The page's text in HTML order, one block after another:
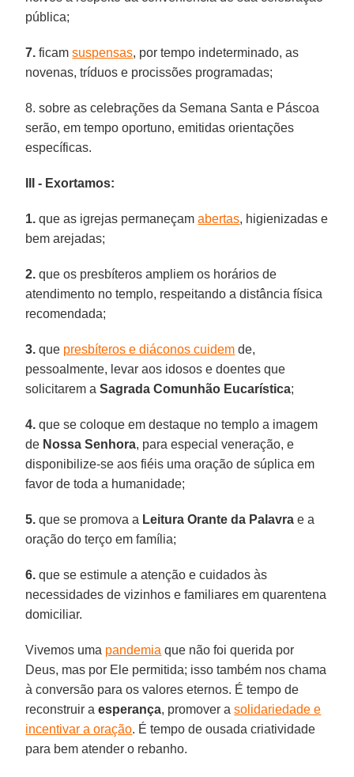
pública;
7. ficamsuspensas, por tempo indeterminado, as
novenas, tríduos e procissões programadas;
8. sobre as celebrações da Semana Santa e Páscoa
serão, em tempo oportuno, emitidas orientações
específicas.
III - Exortamos:
1. que as igrejas permaneçamabertas, higienizadas e
bem arejadas;
2. que os presbíteros ampliem os horários de
atendimento no templo, respeitando a distância física
recomendada;
3. que presbíteros e diáconos cuidem de,
pessoalmente, levar aos idosos e doentes que
solicitarem aSagrada Comunhão Eucarística;
4. que se coloque em destaque no templo a imagem
de Nossa Senhora, para especial veneração, e
disponibilize-se aos fiéis uma oração de súplica em
favor de toda a humanidade;
5. que se promova a Leitura Orante da Palavra e a
oração do terço em família;
6. que se estimule a atenção e cuidados às
necessidades de vizinhos e familiares em quarentena
domiciliar.
Vivemos uma pandemia que não foi querida por
Deus, mas por Ele permitida; isso também nos chama
à conversão para os valores eternos. É tempo de
reconstruir aesperança, promover asolidariedade e
incentivar a oração. É tempo de ousada criatividade
para bem atender o rebanho.